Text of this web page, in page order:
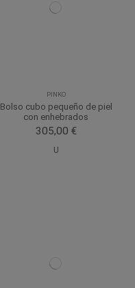
PINKO
Bolso cubo pequeño de piel
con enhebrados
305,00 €
U